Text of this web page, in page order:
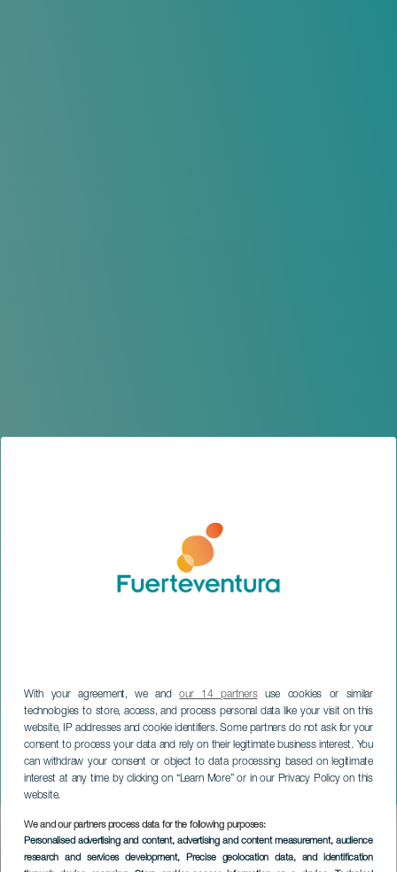
With your agreement, we andour 14 partnersuse cookies or similar
technologies to store, access, and process personal data like your visit on this
website, IP addresses and cookie identifiers. Some partners do not ask for your
consent to process your data and rely on their legitimate business interest. You
can withdraw your consent or object to data processing based on legitimate
interest at any time by clicking on “Learn More” or in our Privacy Policy on this
website.
We and our partners process data for the following purposes:
Personalised advertising and content, advertising and content measurement, audience
research and services development, Precise geolocation data, and identification
Holi Colour Festival
Fuerteventura
FUERTEVENTURA
Imagen
Listado